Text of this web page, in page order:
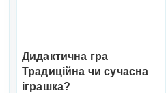
Дидактична гра
Традиційна чи сучасна
іграшка?